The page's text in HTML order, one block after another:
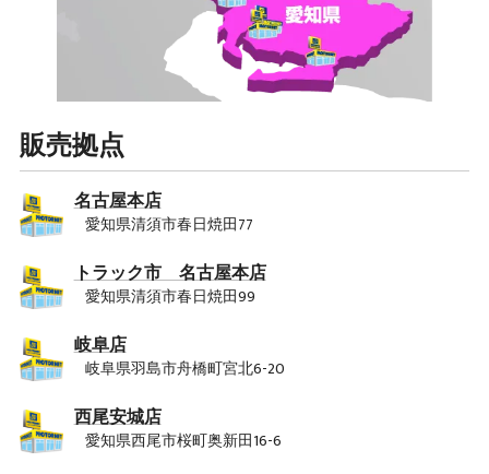
販売拠点
名古屋本店
愛知県清須市春日焼田77
トラック市 名古屋本店
愛知県清須市春日焼田99
岐阜店
岐阜県羽島市舟橋町宮北6-20
西尾安城店
愛知県西尾市桜町奥新田16-6